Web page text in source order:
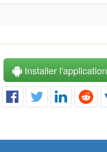
Installer l'application